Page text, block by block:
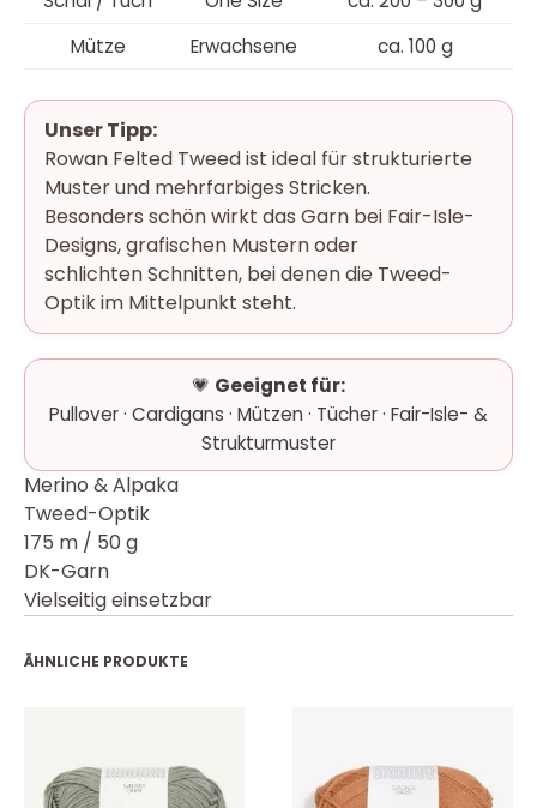
Mütze
Erwachsene ca. 100 g
Unser Tipp:
Rowan Felted Tweed ist ideal für strukturierte
Muster und mehrfarbiges Stricken.
Besonders schön wirkt das Garn bei Fair-Isle-
Designs, grafischen Mustern oder
schlichten Schnitten, bei denen die Tweed-
Optik im Mittelpunkt steht.
💗 Geeignet für:
Pullover · Cardigans · Mützen · Tücher · Fair-Isle- &
Strukturmuster
Merino & Alpaka
Tweed-Optik
175 m / 50 g
DK-Garn
Vielseitig einsetzbar
ÄHNLICHE PRODUKTE